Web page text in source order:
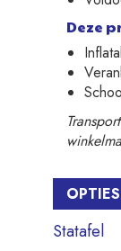
Deze
OPTIES
Statafel